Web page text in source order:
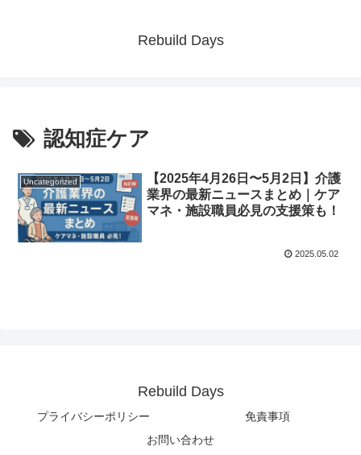
Rebuild Days
認知症ケア
Uncategorized
【2025年4月26日〜5月2日】介護
業界の最新ニュースまとめ｜ケア
マネ・施設職員必見の支援策も！
2025.05.02
Rebuild Days
プライバシーポリシー
免責事項
お問い合わせ